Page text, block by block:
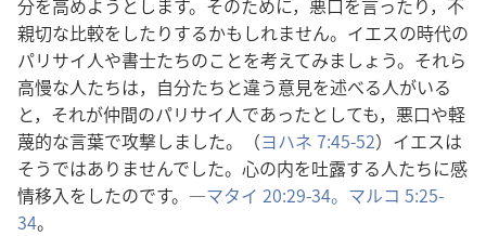
分を高めようとします。そのために，悪口を言ったり，不
親切な比較をしたりするかもしれません。イエスの時代の
パリサイ人や書士たちのことを考えてみましょう。それら
高慢な人たちは，自分たちと違う意見を述べる人がいる
と，それが仲間のパリサイ人であったとしても，悪口や軽
蔑的な言葉で攻撃しました。（ヨハネ 7:45-52）イエスは
そうではありませんでした。心の内を吐露する人たちに感
情移入をしたのです。―マタイ 20:29-34。 マルコ 5:25-
34。